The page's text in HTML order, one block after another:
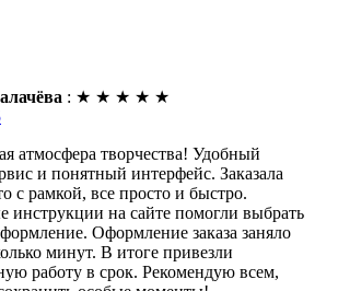
: ★ ★ ★ ★ ★
атмосфера творчества! Удобный
и понятный интерфейс. Заказала
с рамкой, все просто и быстро.
инструкции на сайте помогли выбрать
Оформление заказа заняло
минут. В итоге привезли
работу в срок. Рекомендую всем,